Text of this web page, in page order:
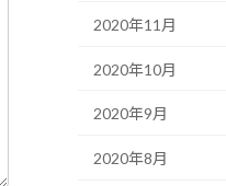
2020年11月
2020年10月
2020年9月
2020年8月